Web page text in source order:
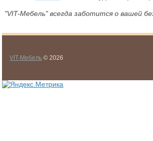
"VIT-Мебель" всегда заботится о вашей
VIT-Мебель © 2026